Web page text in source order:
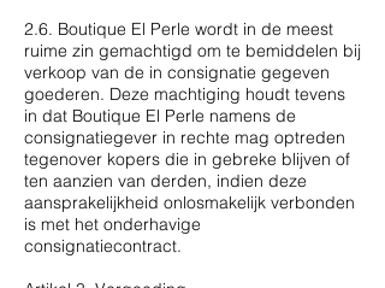
2.6. Boutique El Perle wordt in de meest
ruime zin gemachtigd om te bemiddelen bij
verkoop van de in consignatie gegeven
goederen. Deze machtiging houdt tevens
in dat Boutique El Perle namens de
consignatiegever in rechte mag optreden
tegenover kopers die in gebreke blijven of
ten aanzien van derden, indien deze
aansprakelijkheid onlosmakelijk verbonden
is met het onderhavige
consignatiecontract.